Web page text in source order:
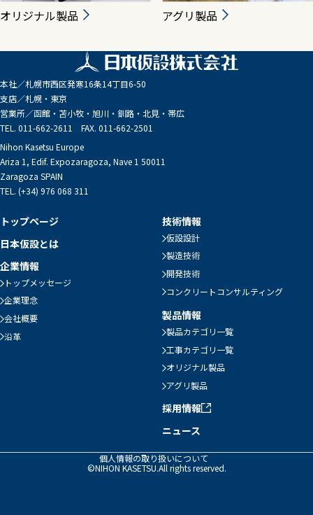
オリジナル製品 アグリ製品
本社／札幌市西区発寒16条14丁目6-50
支店／札幌・東京
営業所／函館・苫小牧・旭川・釧路・北見・帯広
TEL. 011-662-2611 FAX. 011-662-2501
Nihon Kasetsu Europe
Ariza 1, Edif. Expozaragoza, Nave 1 50011
Zaragoza SPAIN
TEL. (+34) 976 068 311
トップページ
日本仮設とは
企業情報
トップメッセージ
企業理念
会社概要
沿革
技術情報
仮設設計
製造技術
開発技術
コンクリートコンサルティング
製品情報
製品カテゴリ一覧
工事カテゴリ一覧
オリジナル製品
アグリ製品
採用情報
ニュース
個人情報の取り扱いについて
©NIHON KASETSU.All rights reserved.